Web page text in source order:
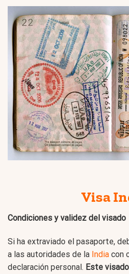
Visa
Condiciones y validez del visado
Si ha extraviado el pasaporte,
a las autoridades de la India con
declaración personal. Este